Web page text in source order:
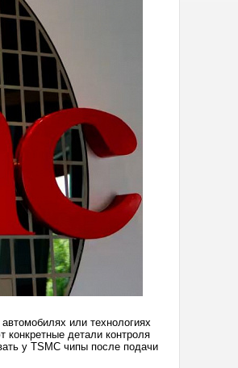
или технологиях
детали контроля
у TSMC чипы после подачи